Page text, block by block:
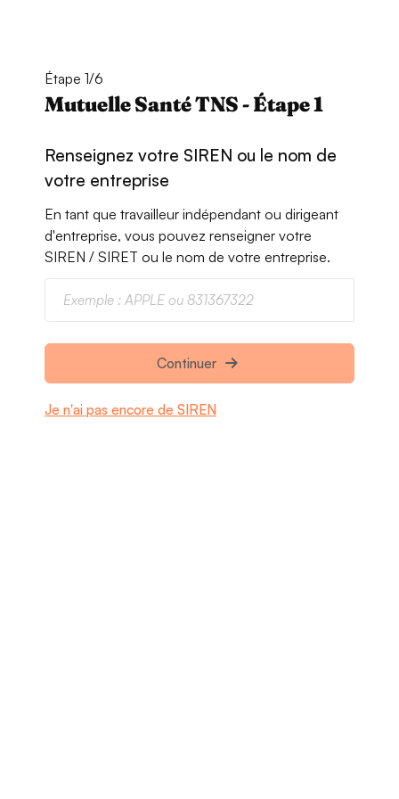
Étape 1/6
Mutuelle Santé TNS - Étape 1
Renseignez votre SIREN ou le nom de
votre entreprise
En tant que travailleur indépendant ou dirigeant
d'entreprise, vous pouvez renseigner votre
SIREN / SIRET ou le nom de votre entreprise.
Continuer
Je n'ai pas encore de SIREN